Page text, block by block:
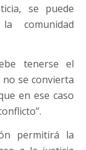
se puede
comunidad
tenerse el
no se convierta
en ese caso
permitirá la